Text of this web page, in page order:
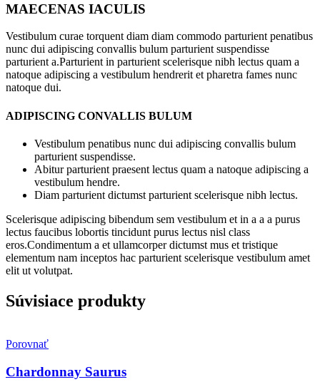
MAECENAS IACULIS
Vestibulum curae torquent diam diam commodo parturient penatibus
nunc dui adipiscing convallis bulum parturient suspendisse
parturient a.Parturient in parturient scelerisque nibh lectus quam a
natoque adipiscing a vestibulum hendrerit et pharetra fames nunc
natoque dui.
ADIPISCING CONVALLIS BULUM
Vestibulum penatibus nunc dui adipiscing convallis bulum
parturient suspendisse.
Abitur parturient praesent lectus quam a natoque adipiscing a
vestibulum hendre.
Diam parturient dictumst parturient scelerisque nibh lectus.
Scelerisque adipiscing bibendum sem vestibulum et in a a a purus
lectus faucibus lobortis tincidunt purus lectus nisl class
eros.Condimentum a et ullamcorper dictumst mus et tristique
elementum nam inceptos hac parturient scelerisque vestibulum amet
elit ut volutpat.
Súvisiace produkty
Porovnať
Chardonnay Saurus